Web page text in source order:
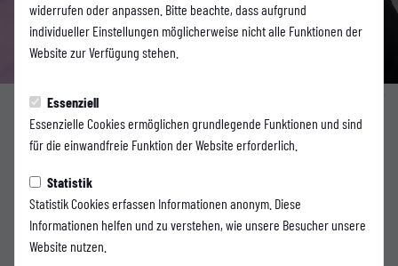
widerrufen oder anpassen. Bitte beachte, dass aufgrund
individueller Einstellungen möglicherweise nicht alle Funktionen der
Website zur Verfügung stehen.
Essenziell
Essenzielle Cookies ermöglichen grundlegende Funktionen und sind
für die einwandfreie Funktion der Website erforderlich.
Statistik
Statistik Cookies erfassen Informationen anonym. Diese
Informationen helfen und zu verstehen, wie unsere Besucher unsere
Website nutzen.
1. MANNSCHAFT
Duje Goles verstärkt die
Offensive des WSV